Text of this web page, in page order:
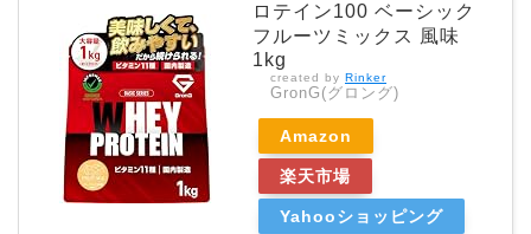
ロテイン100 ベーシック
フルーツミックス 風味
1kg
created by Rinker
GronG(グロング)
Amazon
楽天市場
Yahooショッピング